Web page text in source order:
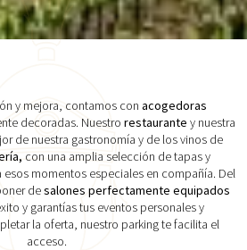
y mejora, contamos con acogedoras
decoradas. Nuestro restaurante y nuestra
de nuestra gastronomía y de los vinos de
con una amplia selección de tapas y
momentos especiales en compañía. Del
desalones perfectamente equipados
y garantías tus eventos personales y
la oferta, nuestro parking te facilita el
acceso.